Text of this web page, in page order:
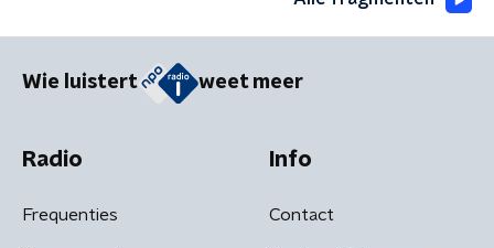
Wie luistert weet meer
Radio
Frequenties
Info
Contact